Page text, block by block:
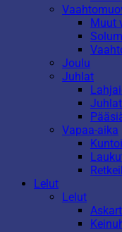
Muut
Joulu
Juhlat
Vapaa-aika
Lelut
Lelut